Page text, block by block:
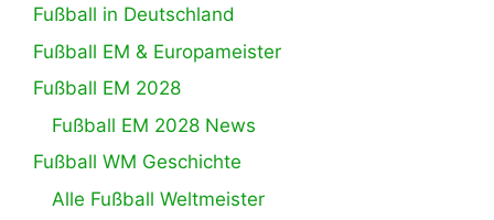
Fußball in Deutschland
Fußball EM & Europameister
Fußball EM 2028
Fußball EM 2028 News
Fußball WM Geschichte
Alle Fußball Weltmeister